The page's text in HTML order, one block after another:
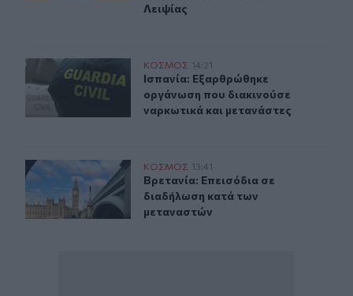
Λειψίας
Ισπανία: Εξαρθρώθηκε οργάνωση που διακινούσε
ΚΟΣΜΟΣ 14:21
Ισπανία: Εξαρθρώθηκε οργάνωση
Ισπανία: Εξαρθρώθηκε
οργάνωση που διακινούσε
ναρκωτικά και μετανάστες
Βρετανία: Επεισόδια σε διαδήλωση κατά των
ΚΟΣΜΟΣ 13:41
Βρετανία: Επεισόδια σε
Βρετανία: Επεισόδια σε
διαδήλωση κατά των
μεταναστών